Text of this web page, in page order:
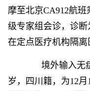
摩至北京CA912航
级专家组会诊，诊
在定点医疗机构隔离
境外输入无症
岁，四川籍，为12